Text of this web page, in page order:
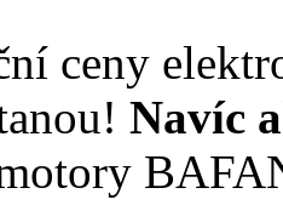
ceny
Navíc